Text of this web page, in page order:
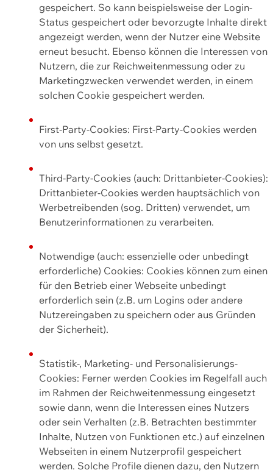
gespeichert. So kann beispielsweise der Login-
Status gespeichert oder bevorzugte Inhalte direkt
angezeigt werden, wenn der Nutzer eine Website
erneut besucht. Ebenso können die Interessen von
Nutzern, die zur Reichweitenmessung oder zu
Marketingzwecken verwendet werden, in einem
solchen Cookie gespeichert werden.
First-Party-Cookies: First-Party-Cookies werden
von uns selbst gesetzt.
Third-Party-Cookies (auch: Drittanbieter-Cookies):
Drittanbieter-Cookies werden hauptsächlich von
Werbetreibenden (sog. Dritten) verwendet, um
Benutzerinformationen zu verarbeiten.
Notwendige (auch: essenzielle oder unbedingt
erforderliche) Cookies: Cookies können zum einen
für den Betrieb einer Webseite unbedingt
erforderlich sein (z.B. um Logins oder andere
Nutzereingaben zu speichern oder aus Gründen
der Sicherheit).
Statistik-, Marketing- und Personalisierungs-
Cookies: Ferner werden Cookies im Regelfall auch
im Rahmen der Reichweitenmessung eingesetzt
sowie dann, wenn die Interessen eines Nutzers
oder sein Verhalten (z.B. Betrachten bestimmter
Inhalte, Nutzen von Funktionen etc.) auf einzelnen
Webseiten in einem Nutzerprofil gespeichert
werden. Solche Profile dienen dazu, den Nutzern